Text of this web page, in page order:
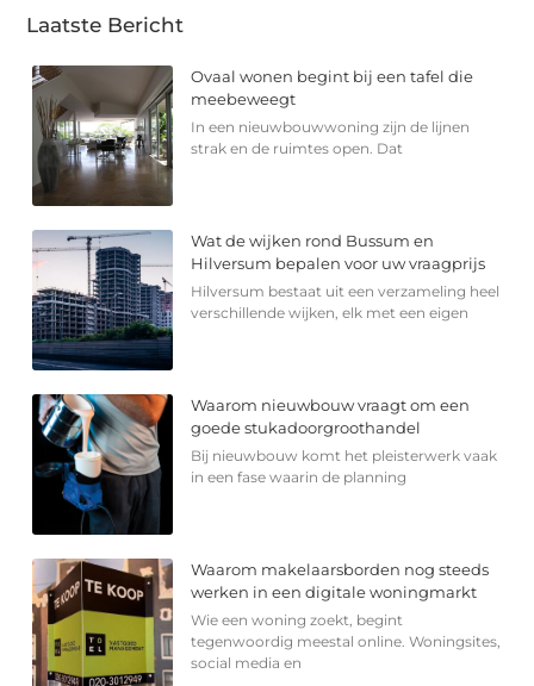
Laatste Bericht
Ovaal wonen begint bij een tafel die
meebeweegt
In een nieuwbouwwoning zijn de lijnen
strak en de ruimtes open. Dat
Wat de wijken rond Bussum en
Hilversum bepalen voor uw vraagprijs
Hilversum bestaat uit een verzameling heel
verschillende wijken, elk met een eigen
Waarom nieuwbouw vraagt om een
goede stukadoorgroothandel
Bij nieuwbouw komt het pleisterwerk vaak
in een fase waarin de planning
Waarom makelaarsborden nog steeds
werken in een digitale woningmarkt
Wie een woning zoekt, begint
tegenwoordig meestal online. Woningsites,
social media en